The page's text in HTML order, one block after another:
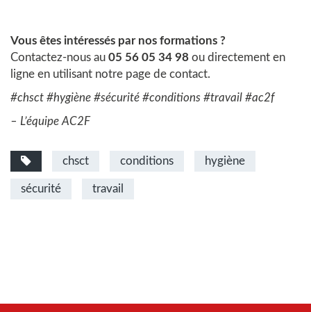
Vous êtes intéressés par nos formations ?
Contactez-nous au 05 56 05 34 98 ou directement en
ligne en utilisant notre page de contact.
#chsct #hygiène #sécurité #conditions #travail #ac2f
– L’équipe AC2F
chsct conditions hygiène
sécurité travail